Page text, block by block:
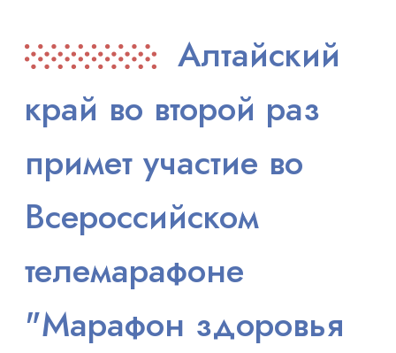
Алтайский
край во второй раз
примет участие во
Всероссийском
телемарафоне
"Марафон здоровья